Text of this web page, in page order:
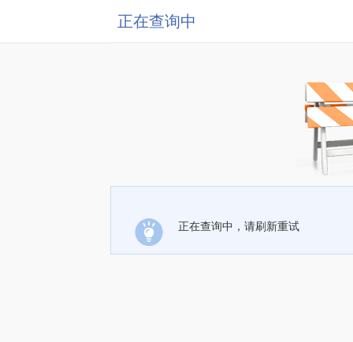
正在查询中
正在查询中，请刷新重试